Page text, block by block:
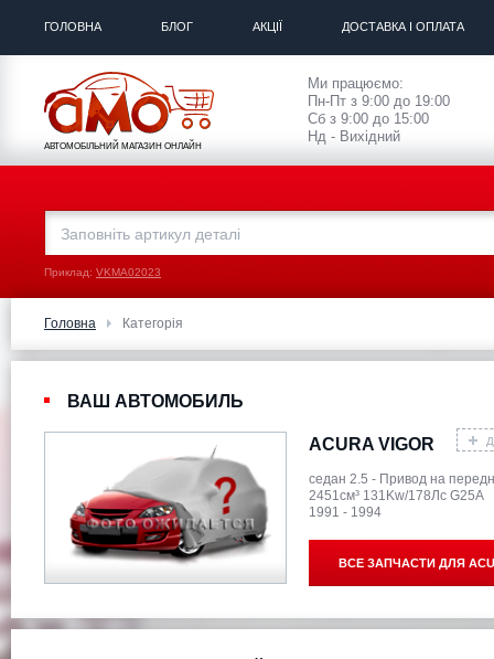
ГОЛОВНА БЛОГ АКЦІЇ ДОСТАВКА І ОПЛАТА
АВТОМОБІЛЬНИЙ МАГАЗИН ОНЛАЙН
Ми працюємо:
Пн-Пт з 9:00 до 19:00
Сб з 9:00 до 15:00
Нд - Вихідний
Приклад: VKMA02023
Головна Категорія
ВАШ АВТОМОБИЛЬ
ACURA VIGOR
седан 2.5 - Привод на
2451см³ 131Kw/178Лс G25A
1991 - 1994
ВСЕ ЗАПЧАСТИ ДЛЯ